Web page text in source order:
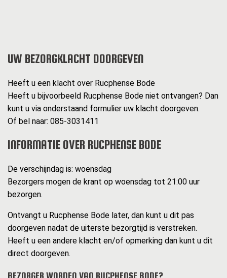
UW BEZORGKLACHT DOORGEVEN
Heeft u een klacht over Rucphense Bode
Heeft u bijvoorbeeld Rucphense Bode niet ontvangen? Dan
kunt u via onderstaand formulier uw klacht doorgeven.
Of bel naar: 085-3031411
INFORMATIE OVER RUCPHENSE BODE
De verschijndag is: woensdag
Bezorgers mogen de krant op woensdag tot 21:00 uur
bezorgen.
Ontvangt u Rucphense Bode later, dan kunt u dit pas
doorgeven nadat de uiterste bezorgtijd is verstreken.
Heeft u een andere klacht en/of opmerking dan kunt u dit
direct doorgeven.
BEZORGER WORDEN VAN RUCPHENSE BODE?